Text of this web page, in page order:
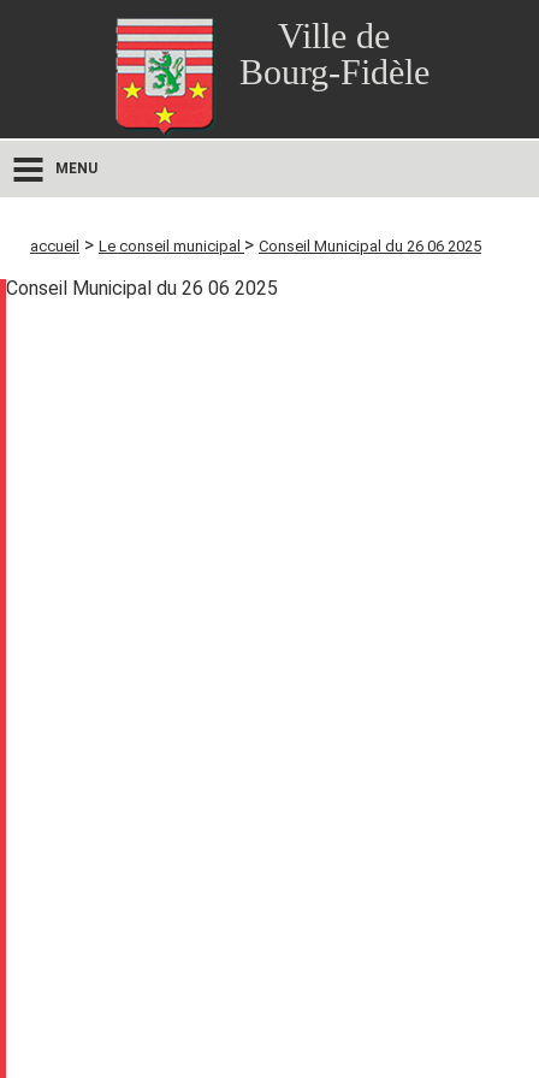
Ville de
Bourg-Fidèle
MENU
accueil > Le conseil municipal > Conseil Municipal du 26 06 2025
Conseil Municipal du 26 06 2025